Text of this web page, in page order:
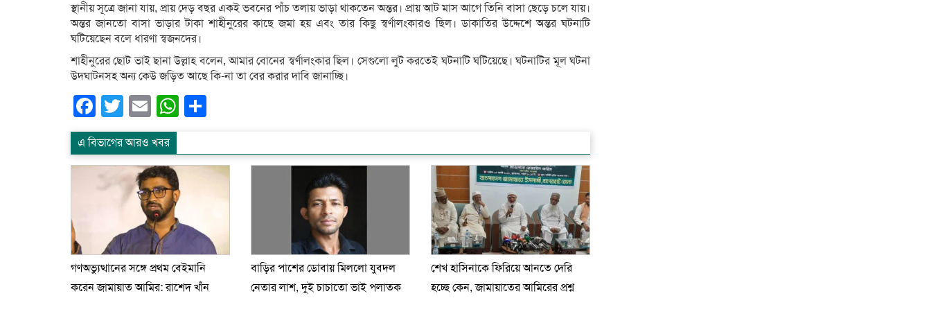
স্থানীয় সূত্রে জানা যায়, প্রায় দেড় বছর একই ভবনের পাঁচ তলায় ভাড়া থাকতেন অন্তর। প্রায় আট মাস আগে তিনি বাসা ছেড়ে চলে যায়।
অন্তর জানতো বাসা ভাড়ার টাকা শাহীনুরের কাছে জমা হয় এবং তার কিছু স্বর্ণালংকারও ছিল। ডাকাতির উদ্দেশে অন্তর ঘটনাটি
ঘটিয়েছেন বলে ধারণা স্বজনদের।
শাহীনুরের ছোট ভাই ছানা উল্লাহ বলেন, আমার বোনের স্বর্ণালংকার ছিল। সেগুলো লুট করতেই ঘটনাটি ঘটিয়েছে। ঘটনাটির মূল ঘটনা
উদঘাটনসহ অন্য কেউ জড়িত আছে কি-না তা বের করার দাবি জানাচ্ছি।
Facebook
Twitter
EmailWhatsApp
এ বিভাগের আরও খবর
গণঅভ্যুত্থানের সঙ্গে প্রথম বেইমানি
করেন জামায়াত আমির: রাশেদ খাঁন
বাড়ির পাশের ডোবায় মিললো যুবদল
নেতার লাশ, দুই চাচাতো ভাই পলাতক
শেখ হাসিনাকে ফিরিয়ে আনতে দেরি
হচ্ছে কেন, জামায়াতের আমিরের প্রশ্ন